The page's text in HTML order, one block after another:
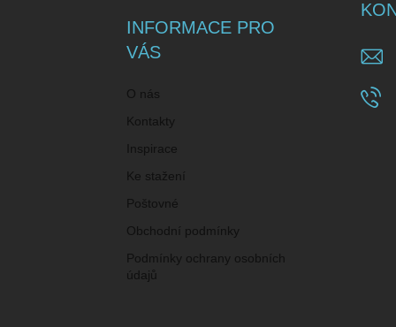
INFORMACE PRO
VÁS
O nás
Kontakty
Inspirace
Ke stažení
Poštovné
Obchodní podmínky
Podmínky ochrany osobních
údajů